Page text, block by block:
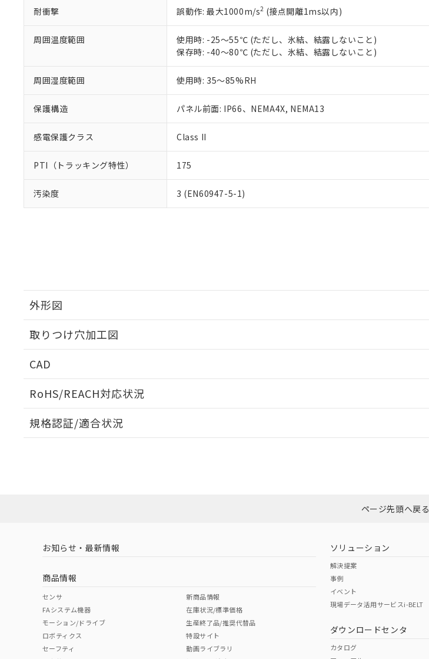
耐衝撃 誤動作: 最大1000m/s2 (接点開離1ms以内)
周囲温度範囲
使用時: -25～55℃ (ただし、氷結、結露しないこと)
保存時: -40～80℃ (ただし、氷結、結露しないこと)
周囲湿度範囲 使用時: 35～85%RH
保護構造 パネル前面: IP66、NEMA4X, NEMA13
感電保護クラス Class II
PTI（トラッキング特性） 175
汚染度 3 (EN60947-5-1)
外形図
取りつけ穴加工図
CAD
RoHS/REACH対応状況
EU RoHS 注意事項・凡例
ダウンロードはこちら
中国 RoHS 注意事項・凡例
中国 RoHS表
Pb Hg Cr(VI)
規格認証/適合状況
ページ先頭へ戻る
お知らせ・最新情報
商品情報
センサ
FAシステム機器
モーション/ドライブ
ロボティクス
セーフティ
新商品情報
在庫状況/標準価格
生産終了品/推奨代替品
特設サイト
動画ライブラリ
ソリューション
解決提案
事例
イベント
現場データ活用サービスi-BELT
ダウンロードセンタ
カタログ